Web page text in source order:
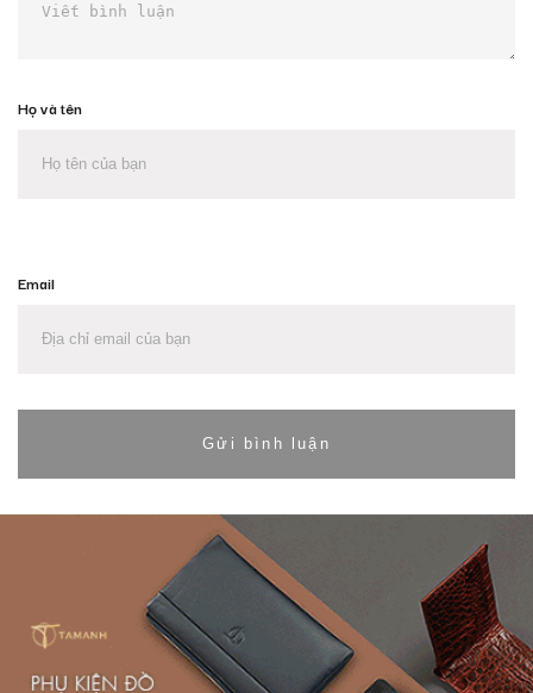
Họ và tên
Email